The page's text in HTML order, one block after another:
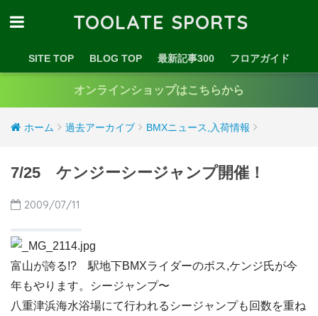
TOOLATE SPORTS
SITE TOP BLOG TOP 最新記事300 フロアガイド
オンラインショップはこちらから
ホーム 過去アーカイブ BMXニュース,入荷情報
7/25 ケンジーシージャンプ開催！
2009/07/11
富山が誇る!? 駅地下BMXライダーのボス,ケンジ氏が今
年もやります。シージャンプ〜
八重津浜海水浴場にて行われるシージャンプも回数を重ね